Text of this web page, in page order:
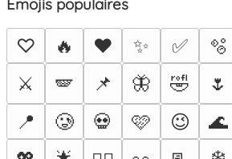
♡ 🔥 ❤️ ✨ ✅ 🫧
⚔️
🪽 📌 🦋 🤣 🌷
📍
🥲 💀 🩷 😉 🌊